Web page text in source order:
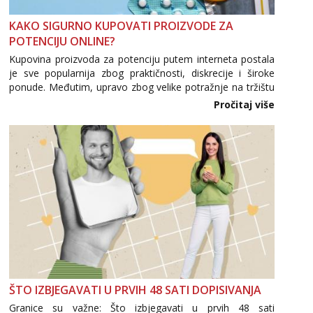
Tel:064/677-677
Obavijesti me kada se oslobodi
Kristina
Učiteljica iz predgrađa traži...
Tel:064/677-677
tel:0,93€ - mob:1,12€ min
Obavijesti me kada se oslobodi
Čekam tvoj poziv!
Tel:064/677-677
- Kod: #119
tel:0,93€ - mob:1,12€ min
Monika
Tel: 064/677-677- Kod: #133
KAKO SIGURNO KUPOVATI PROIZVODE ZA
POTENCIJU ONLINE?
Kupovina proizvoda za potenciju putem interneta postala
je sve popularnija zbog praktičnosti, diskrecije i široke
ponude. Međutim, upravo zbog velike potražnje na tržištu
se pojavljuju i brojni krivotvoreni proizvodi, nepouzdane
internetske trgovine te proizvodi nepoznatog podrijetla. ...
Pročitaj više
ŠTO IZBJEGAVATI U PRVIH 48 SATI DOPISIVANJA
Granice su važne: Što izbjegavati u prvih 48 sati